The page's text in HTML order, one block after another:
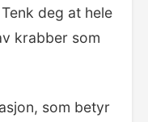
deg at hele
krabber som
som betyr